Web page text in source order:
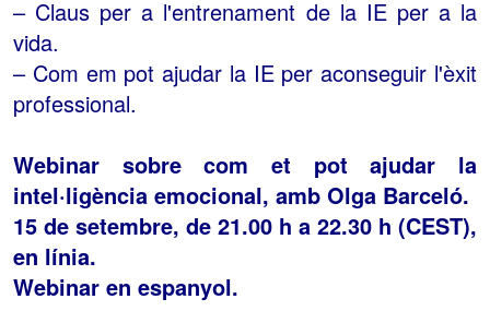
– Claus per a l'entrenament de la IE per a la
vida.
– Com em pot ajudar la IE per aconseguir l'èxit
professional.
Webinar sobre com et pot ajudar la
intel·ligència emocional, amb Olga Barceló.
15 de setembre, de 21.00 h a 22.30 h (CEST),
en línia.
Webinar en espanyol.